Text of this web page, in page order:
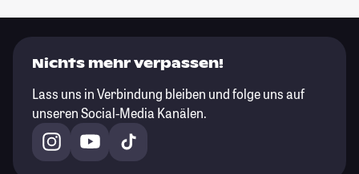
Nichts mehr verpassen!
Lass uns in Verbindung bleiben und folge uns auf
unseren Social-Media Kanälen.